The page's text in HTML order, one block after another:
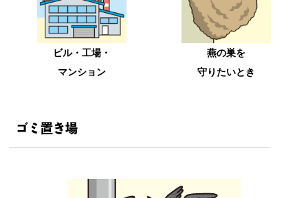
ビル・工場・
マンション
燕の巣を
守りたいとき
ゴミ置き場